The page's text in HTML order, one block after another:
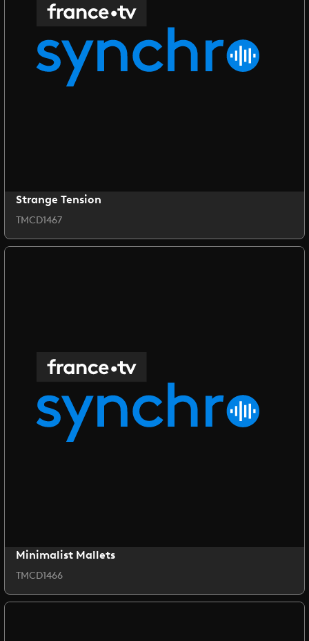
Strange Tension
TMCD1467
Minimalist Mallets
TMCD1466